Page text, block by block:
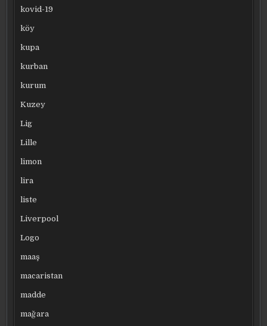
kovid-19
köy
kupa
kurban
kurum
Kuzey
Lig
Lille
limon
lira
liste
Liverpool
Logo
maaş
macaristan
madde
mağara